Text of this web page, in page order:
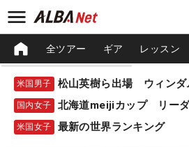
全ツアー ギア レッスン
米国男子
国内女子 北海道meijiカップ リー
米国女子 最新の世界ランキング